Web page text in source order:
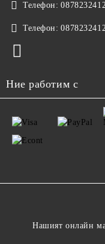
Телефон:
Телефон:
Ние работим с
Нашият онлайн